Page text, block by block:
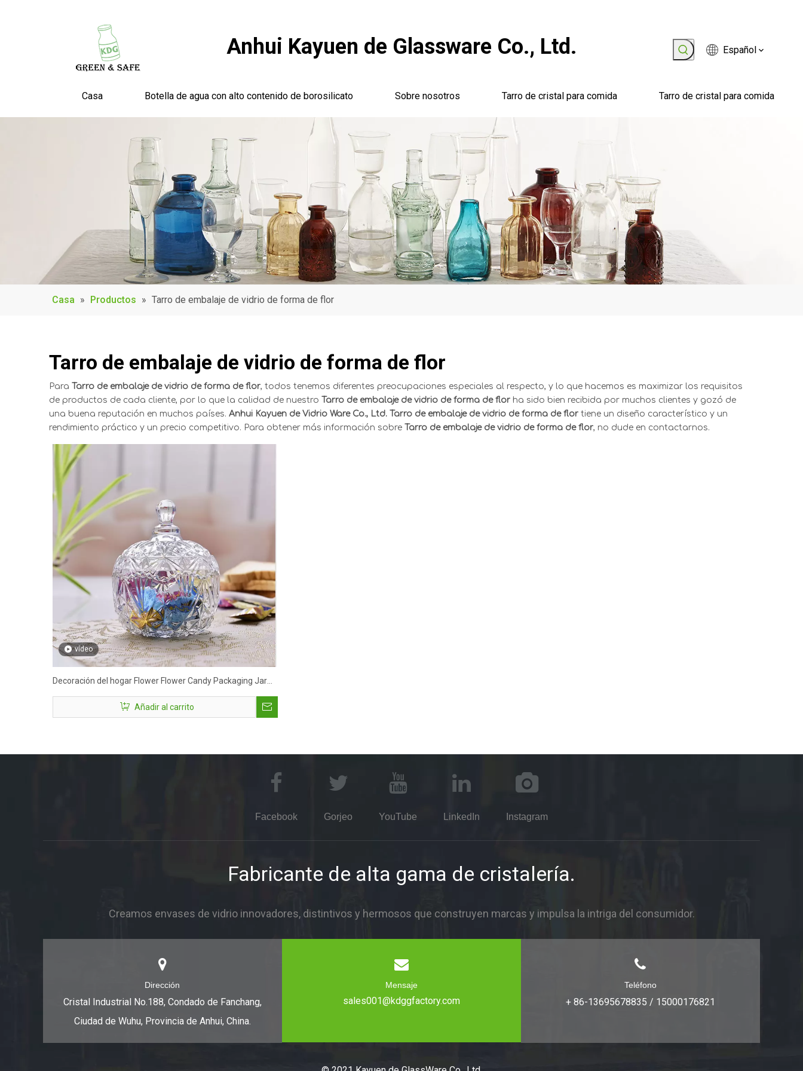
Anhui Kayuen de Glassware Co., Ltd. Español
Casa Botella de agua con alto contenido de borosilicato Sobre nosotros Tarro de cristal para comida Tarro de cristal para comida
Casa » Productos » Tarro de embalaje de vidrio de forma de flor
Tarro de embalaje de vidrio de forma de flor
Para Tarro de embalaje de vidrio de forma de flor, todos tenemos diferentes preocupaciones especiales al respecto, y lo que hacemos es maximizar los requisitos
de productos de cada cliente, por lo que la calidad de nuestro
Tarro de embalaje de vidrio de forma de flor ha sido bien recibida por muchos clientes y gozó de
una buena reputación en muchos países. Anhui Kayuen de Vidrio Ware Co., Ltd. Tarro de embalaje de vidrio de forma de flor tiene un diseño característico y un
rendimiento práctico y un precio competitivo. Para obtener más información sobre Tarro de embalaje de vidrio de forma de flor, no dude en contactarnos.
vídeo
Decoración del hogar Flower Flower Candy Packaging Jar
con tapas de vidrio
Añadir al carrito
Facebook Gorjeo YouTube LinkedIn Instagram
Fabricante de alta gama de cristalería.
Creamos envases de vidrio innovadores, distintivos y hermosos que construyen marcas y impulsa la intriga del consumidor.
Dirección
Cristal Industrial No.188, Condado de Fanchang,
Ciudad de Wuhu, Provincia de Anhui, China.
Mensaje
sales001@kdggfactory.com
Teléfono
+ 86-13695678835 / 15000176821